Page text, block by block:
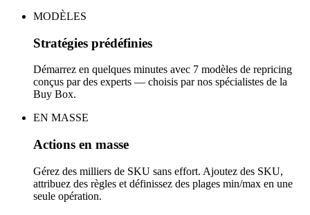
MODÈLES
Stratégies prédéfinies
Démarrez en quelques minutes avec 7 modèles de repricing
conçus par des experts — choisis par nos spécialistes de la
Buy Box.
EN MASSE
Actions en masse
Gérez des milliers de SKU sans effort. Ajoutez des SKU,
attribuez des règles et définissez des plages min/max en une
seule opération.